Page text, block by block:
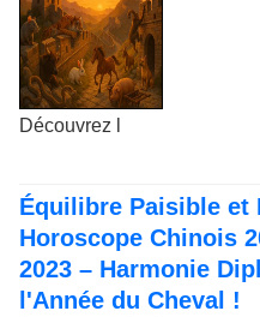
Découvrez l
Équilibre Paisible et
Horoscope Chinois
2023 – Harmonie
l'Année du Cheval !